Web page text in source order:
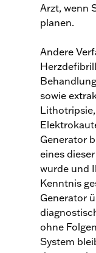
Arzt, wenn
planen.
Andere
sowie
Generator
eines
wurde und
Kenntnis
Generator
ohne
System